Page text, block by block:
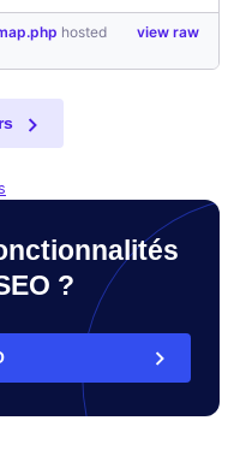
view raw
hosted
?